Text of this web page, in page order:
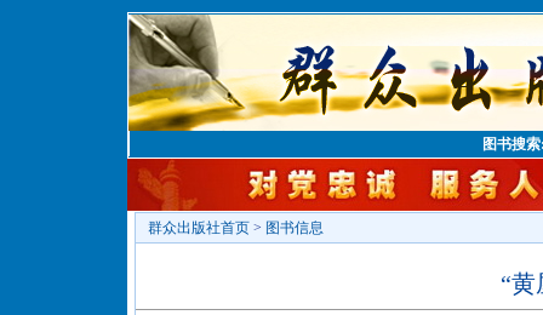
图书搜
群众出版社首页 > 图书信息
“黄